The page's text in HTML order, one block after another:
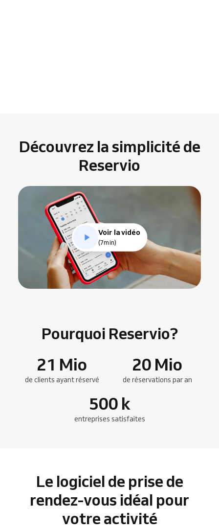
Découvrez la simplicité de
Reservio
Voir la vidéo
(7min)
Pourquoi Reservio?
21 Mio
de clients ayant réservé
20 Mio
de réservations par an
500 k
entreprises satisfaites
Le logiciel de prise de
rendez-vous idéal pour
votre activité